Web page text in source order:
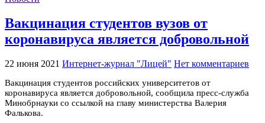
Вакцинация студентов вузов от
коронавируса является добровольной
22 июня 2021 Интернет-журнал "Лицей" Нет комментариев
Вакцинация студентов российских университетов от
коронавируса является добровольной, сообщила пресс-служба
Минобрнауки со ссылкой на главу министерства Валерия
Фалькова.